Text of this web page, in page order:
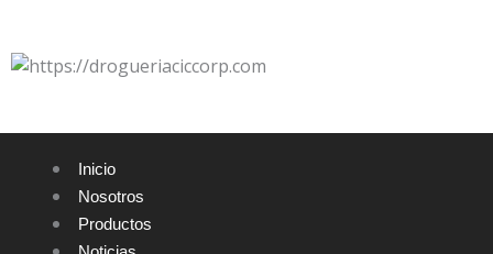
contenido
Inicio
Nosotros
Productos